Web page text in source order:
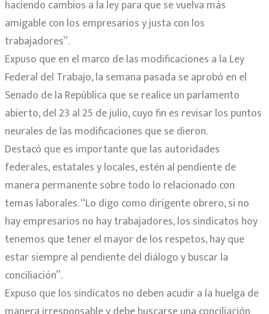
haciendo cambios a la ley para que se vuelva más
amigable con los empresarios y justa con los
trabajadores”.
Expuso que en el marco de las modificaciones a la Ley
Federal del Trabajo, la semana pasada se aprobó en el
Senado de la República que se realice un parlamento
abierto, del 23 al 25 de julio, cuyo fin es revisar los puntos
neurales de las modificaciones que se dieron.
Destacó que es importante que las autoridades
federales, estatales y locales, estén al pendiente de
manera permanente sobre todo lo relacionado con
temas laborales. “Lo digo como dirigente obrero, si no
hay empresarios no hay trabajadores, los sindicatos hoy
tenemos que tener el mayor de los respetos, hay que
estar siempre al pendiente del diálogo y buscar la
conciliación”.
Expuso que los sindicatos no deben acudir a la huelga de